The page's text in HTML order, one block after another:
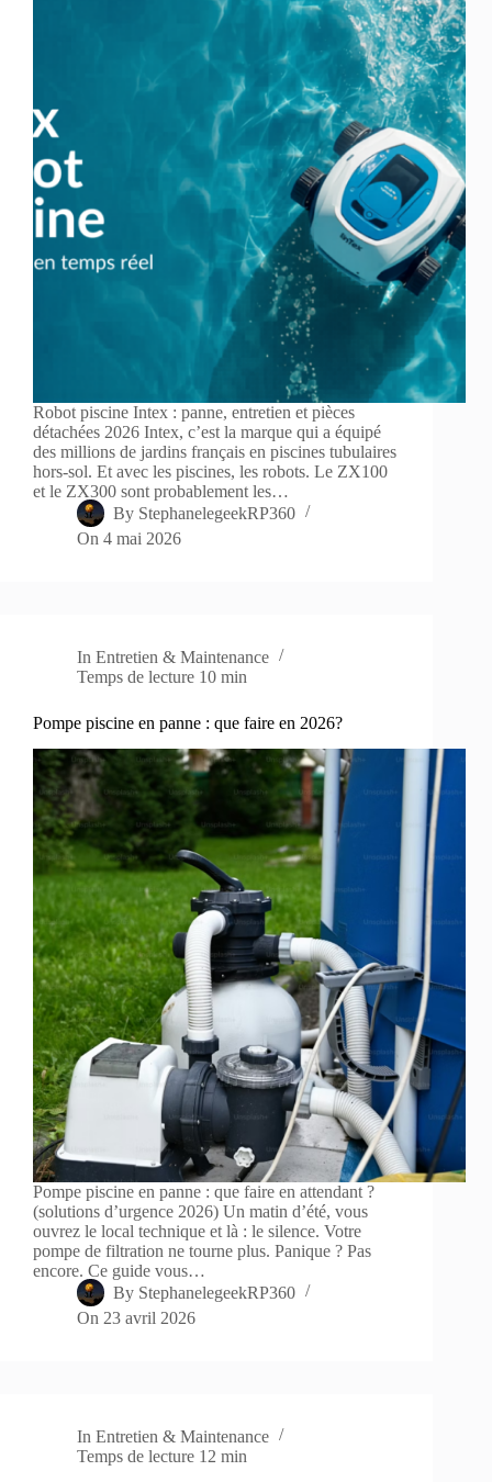
Robot piscine Intex : panne, entretien et pièces
détachées 2026 Intex, c’est la marque qui a équipé
des millions de jardins français en piscines tubulaires
hors-sol. Et avec les piscines, les robots. Le ZX100
et le ZX300 sont probablement les…
By StephanelegeekRP360
On 4 mai 2026
In Entretien & Maintenance
Temps de lecture 10 min
Pompe piscine en panne : que faire en 2026?
Pompe piscine en panne : que faire en attendant ?
(solutions d’urgence 2026) Un matin d’été, vous
ouvrez le local technique et là : le silence. Votre
pompe de filtration ne tourne plus. Panique ? Pas
encore. Ce guide vous…
By StephanelegeekRP360
On 23 avril 2026
In Entretien & Maintenance
Temps de lecture 12 min